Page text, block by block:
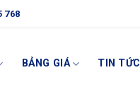
768
BẢNG GIÁ TIN TỨC